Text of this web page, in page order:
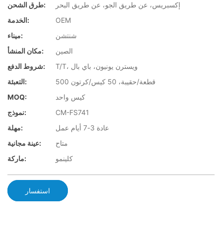
طرق الشحن:
إكسبريس، عن طريق الجو، عن طريق البحر
الخدمة:
OEM
ميناء:
شنتشن
مكان المنشأ:
الصين
شروط الدفع:
T/T، ويسترن يونيون، باي بال
التعبئة:
500 قطعة/حقيبة، 50 كيس/كرتون
MOQ:
كيس واحد
نموذج:
CM-FS741
مهلة:
عادة 3-7 أيام عمل
عينة مجانية:
متاح
ماركة:
كلينمو
استفسار